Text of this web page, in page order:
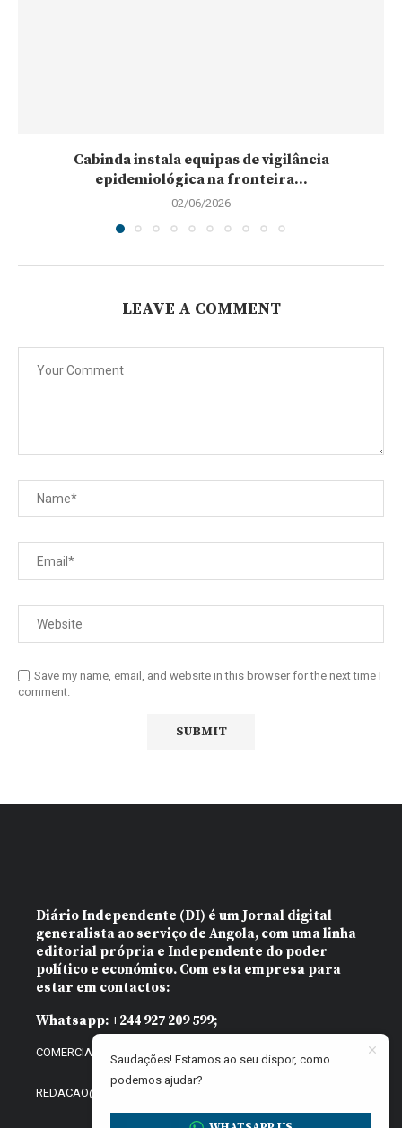
Cabinda instala equipas de vigilância
epidemiológica na fronteira...
02/06/2026
LEAVE A COMMENT
Save my name, email, and website in this browser for the next time I
comment.
Diário Independente (DI) é um Jornal digital
generalista ao serviço de Angola, com uma linha
editorial própria e Independente do poder
político e económico. Com esta empresa para
estar em contactos:
Whatsapp: +244 927 209 599;
COMERCIAL@DIARIOINDEPENDENTE.INFO
REDACAO@DIARIOINDEPENDENTE.INFO
Saudações! Estamos ao seu dispor, como
podemos ajudar?